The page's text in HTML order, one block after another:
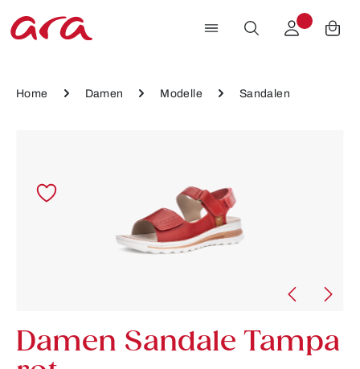
Zum Hauptinhalt springen
Home Damen Modelle Sandalen
Damen Sandale Tampa